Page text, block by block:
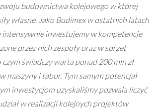
budownictwa kolejowego w której
własne. Jako Budimex w ostatnich latach
intensywnie ‎inwestujemy w kompetencje
przez nich zespoły oraz w sprzęt
‎czym świadczy warta ponad 200 ‎mln zł
maszyny i tabor. Tym samym ‎potencjał
inwestycjom uzyskaliśmy pozwala liczyć
w ‎realizacji ‎kolejnych projektów